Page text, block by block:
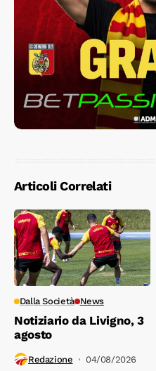
Articoli Correlati
Dalla Società News
Notiziario da Livigno, 3
agosto
Redazione 04/08/2026